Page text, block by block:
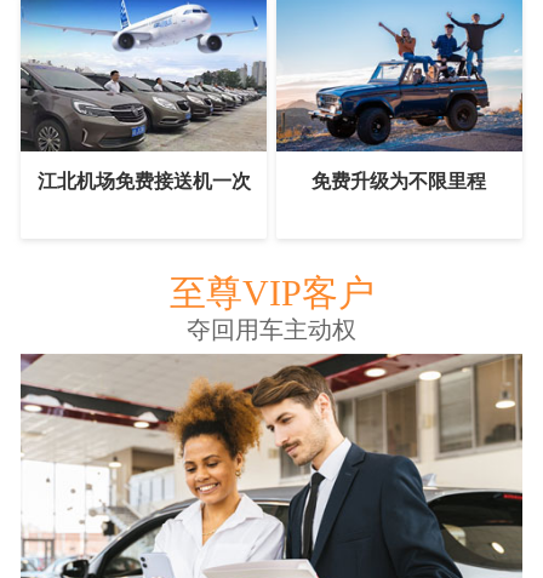
江北机场免费接送机一次 免费升级为不限里程
至尊VIP客户
夺回用车主动权